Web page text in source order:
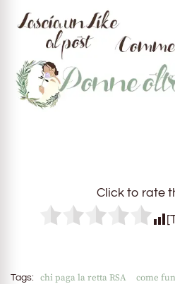
Click to rate
Tags: chi paga la retta RSA
come